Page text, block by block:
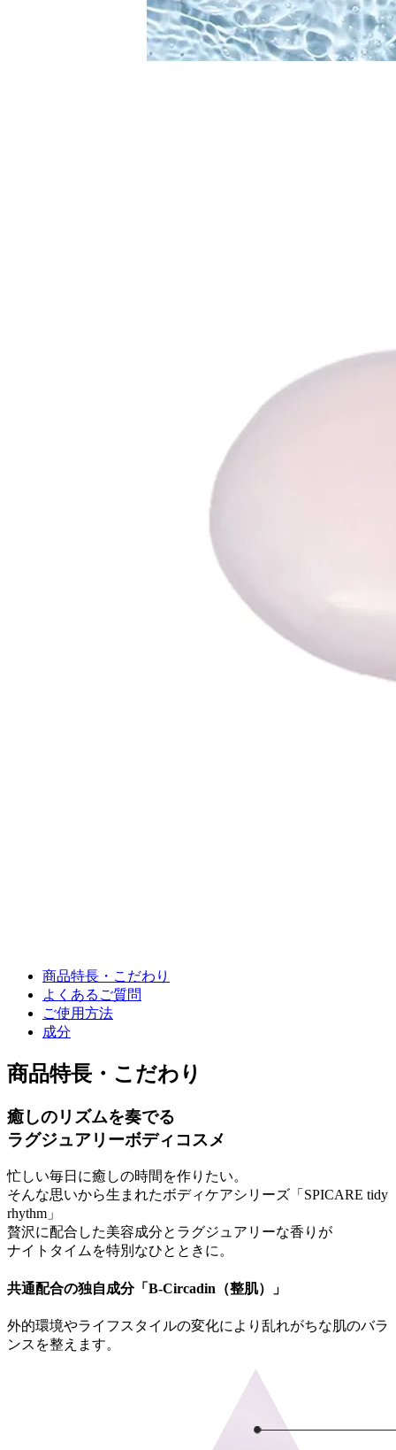
商品特長・こだわり
よくあるご質問
ご使用方法
成分
商品特長・こだわり
癒しのリズムを奏でる
ラグジュアリーボディコスメ
忙しい毎日に癒しの時間を作りたい。
そんな思いから生まれたボディケアシリーズ「SPICARE tidy
rhythm」
贅沢に配合した美容成分とラグジュアリーな香りが
ナイトタイムを特別なひとときに。
共通配合の独自成分「B-Circadin（整肌）」
外的環境やライフスタイルの変化により乱れがちな肌のバラ
ンスを整えます。